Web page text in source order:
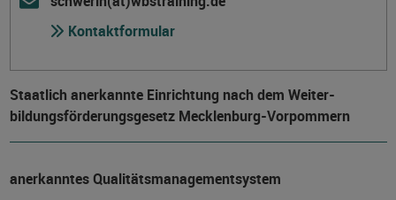
Kontaktformular
Staatlich anerkannte Einrichtung nach dem Weiter­
bildungs­förderungs­gesetz Mecklenburg-Vorpommern
anerkanntes Qualitätsmanagementsystem